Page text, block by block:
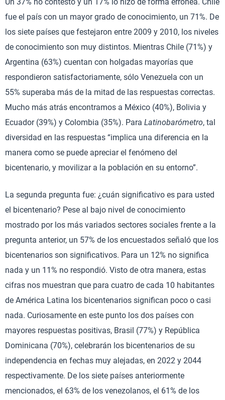
fue el país con un mayor grado de conocimiento, un 71%. De
los siete países que festejaron entre 2009 y 2010, los niveles
de conocimiento son muy distintos. Mientras Chile (71%) y
Argentina (63%) cuentan con holgadas mayorías que
respondieron satisfactoriamente, sólo Venezuela con un
55% superaba más de la mitad de las respuestas correctas.
Mucho más atrás encontramos a México (40%), Bolivia y
Ecuador (39%) y Colombia (35%). Para Latinobarómetro, tal
diversidad en las respuestas “implica una diferencia en la
manera como se puede apreciar el fenómeno del
bicentenario, y movilizar a la población en su entorno”.
La segunda pregunta fue: ¿cuán significativo es para usted
el bicentenario? Pese al bajo nivel de conocimiento
mostrado por los más variados sectores sociales frente a la
pregunta anterior, un 57% de los encuestados señaló que los
bicentenarios son significativos. Para un 12% no significa
nada y un 11% no respondió. Visto de otra manera, estas
cifras nos muestran que para cuatro de cada 10 habitantes
de América Latina los bicentenarios significan poco o casi
nada. Curiosamente en este punto los dos países con
mayores respuestas positivas, Brasil (77%) y República
Dominicana (70%), celebrarán los bicentenarios de su
independencia en fechas muy alejadas, en 2022 y 2044
respectivamente. De los siete países anteriormente
mencionados, el 63% de los venezolanos, el 61% de los